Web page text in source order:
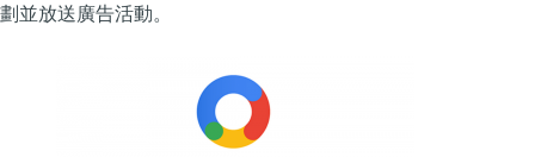
劃並放送廣告活動。